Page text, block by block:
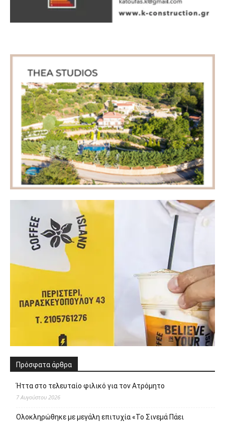
Πρόσφατα άρθρα
Ήττα στο τελευταίο φιλικό για τον Ατρόμητο
7 Αυγούστου 2026
Ολοκληρώθηκε με μεγάλη επιτυχία «Το Σινεμά Πάει